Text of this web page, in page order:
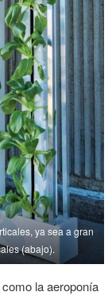
ya sea a gran
(abajo).
la aeroponía